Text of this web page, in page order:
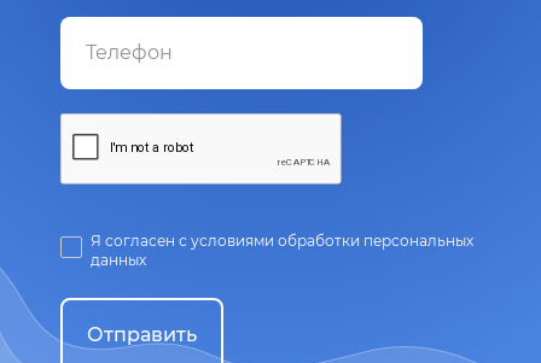
Я согласен с условиями обработки персональных
данных
Отправить